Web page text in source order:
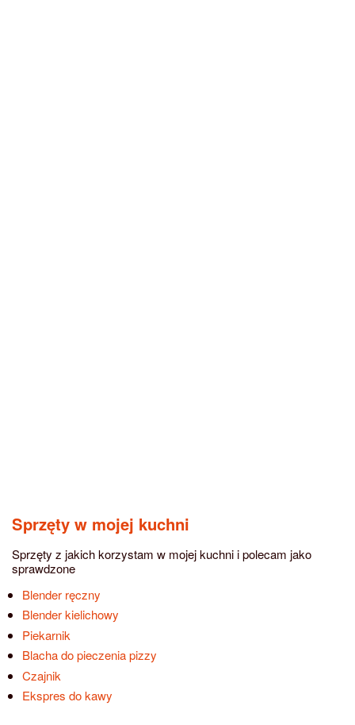
Sprzęty w mojej kuchni
Sprzęty z jakich korzystam w mojej kuchni i polecam jako
sprawdzone
Blender ręczny
Blender kielichowy
Piekarnik
Blacha do pieczenia pizzy
Czajnik
Ekspres do kawy